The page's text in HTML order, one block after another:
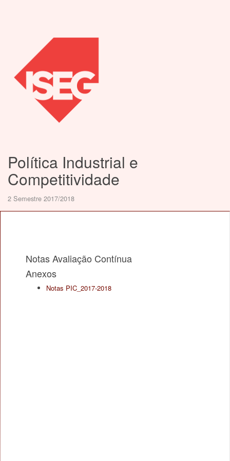
Política Industrial e
Competitividade
2 Semestre 2017/2018
Notas Avaliação Contínua
Anexos
Notas PIC_2017-2018